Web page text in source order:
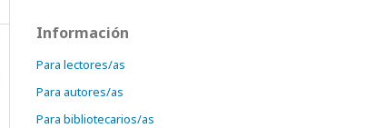
Información
Para lectores/as
Para autores/as
Para bibliotecarios/as